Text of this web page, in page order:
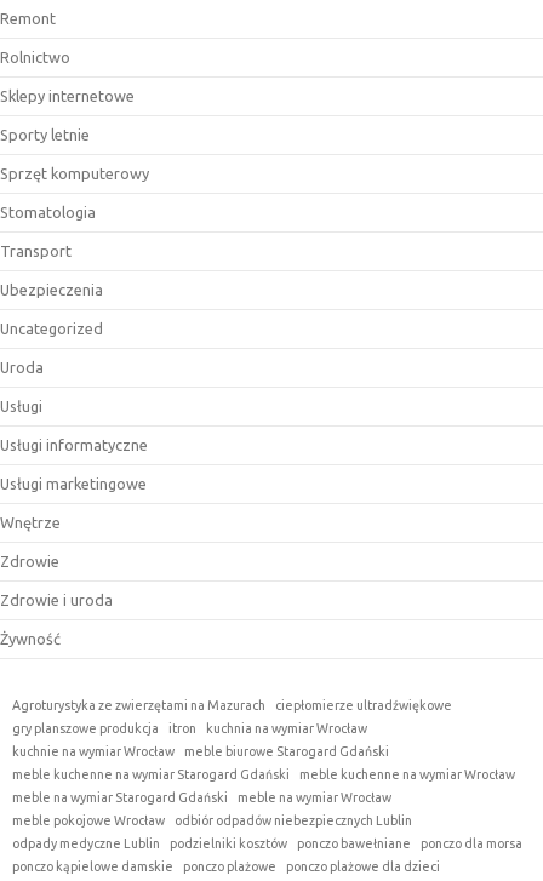
Remont
Rolnictwo
Sklepy internetowe
Sporty letnie
Sprzęt komputerowy
Stomatologia
Transport
Ubezpieczenia
Uncategorized
Uroda
Usługi
Usługi informatyczne
Usługi marketingowe
Wnętrze
Zdrowie
Zdrowie i uroda
Żywność
Agroturystyka ze zwierzętami na Mazurach
ciepłomierze ultradźwiękowe
gry planszowe produkcja
itron
kuchnia na wymiar Wrocław
kuchnie na wymiar Wrocław
meble biurowe Starogard Gdański
meble kuchenne na wymiar Starogard Gdański
meble kuchenne na wymiar Wrocław
meble na wymiar Starogard Gdański
meble na wymiar Wrocław
meble pokojowe Wrocław
odbiór odpadów niebezpiecznych Lublin
odpady medyczne Lublin
podzielniki kosztów ponczo bawełniane
ponczo dla morsa
ponczo kąpielowe damskie
ponczo plażowe ponczo plażowe dla dzieci